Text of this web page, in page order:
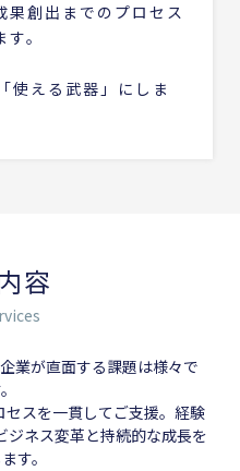
果創出までのプロセス
。
える武器」にしま
容
業が直面する課題は様々で
スを一貫してご支援。経験
ジネス変革と持続的な成長を
す。